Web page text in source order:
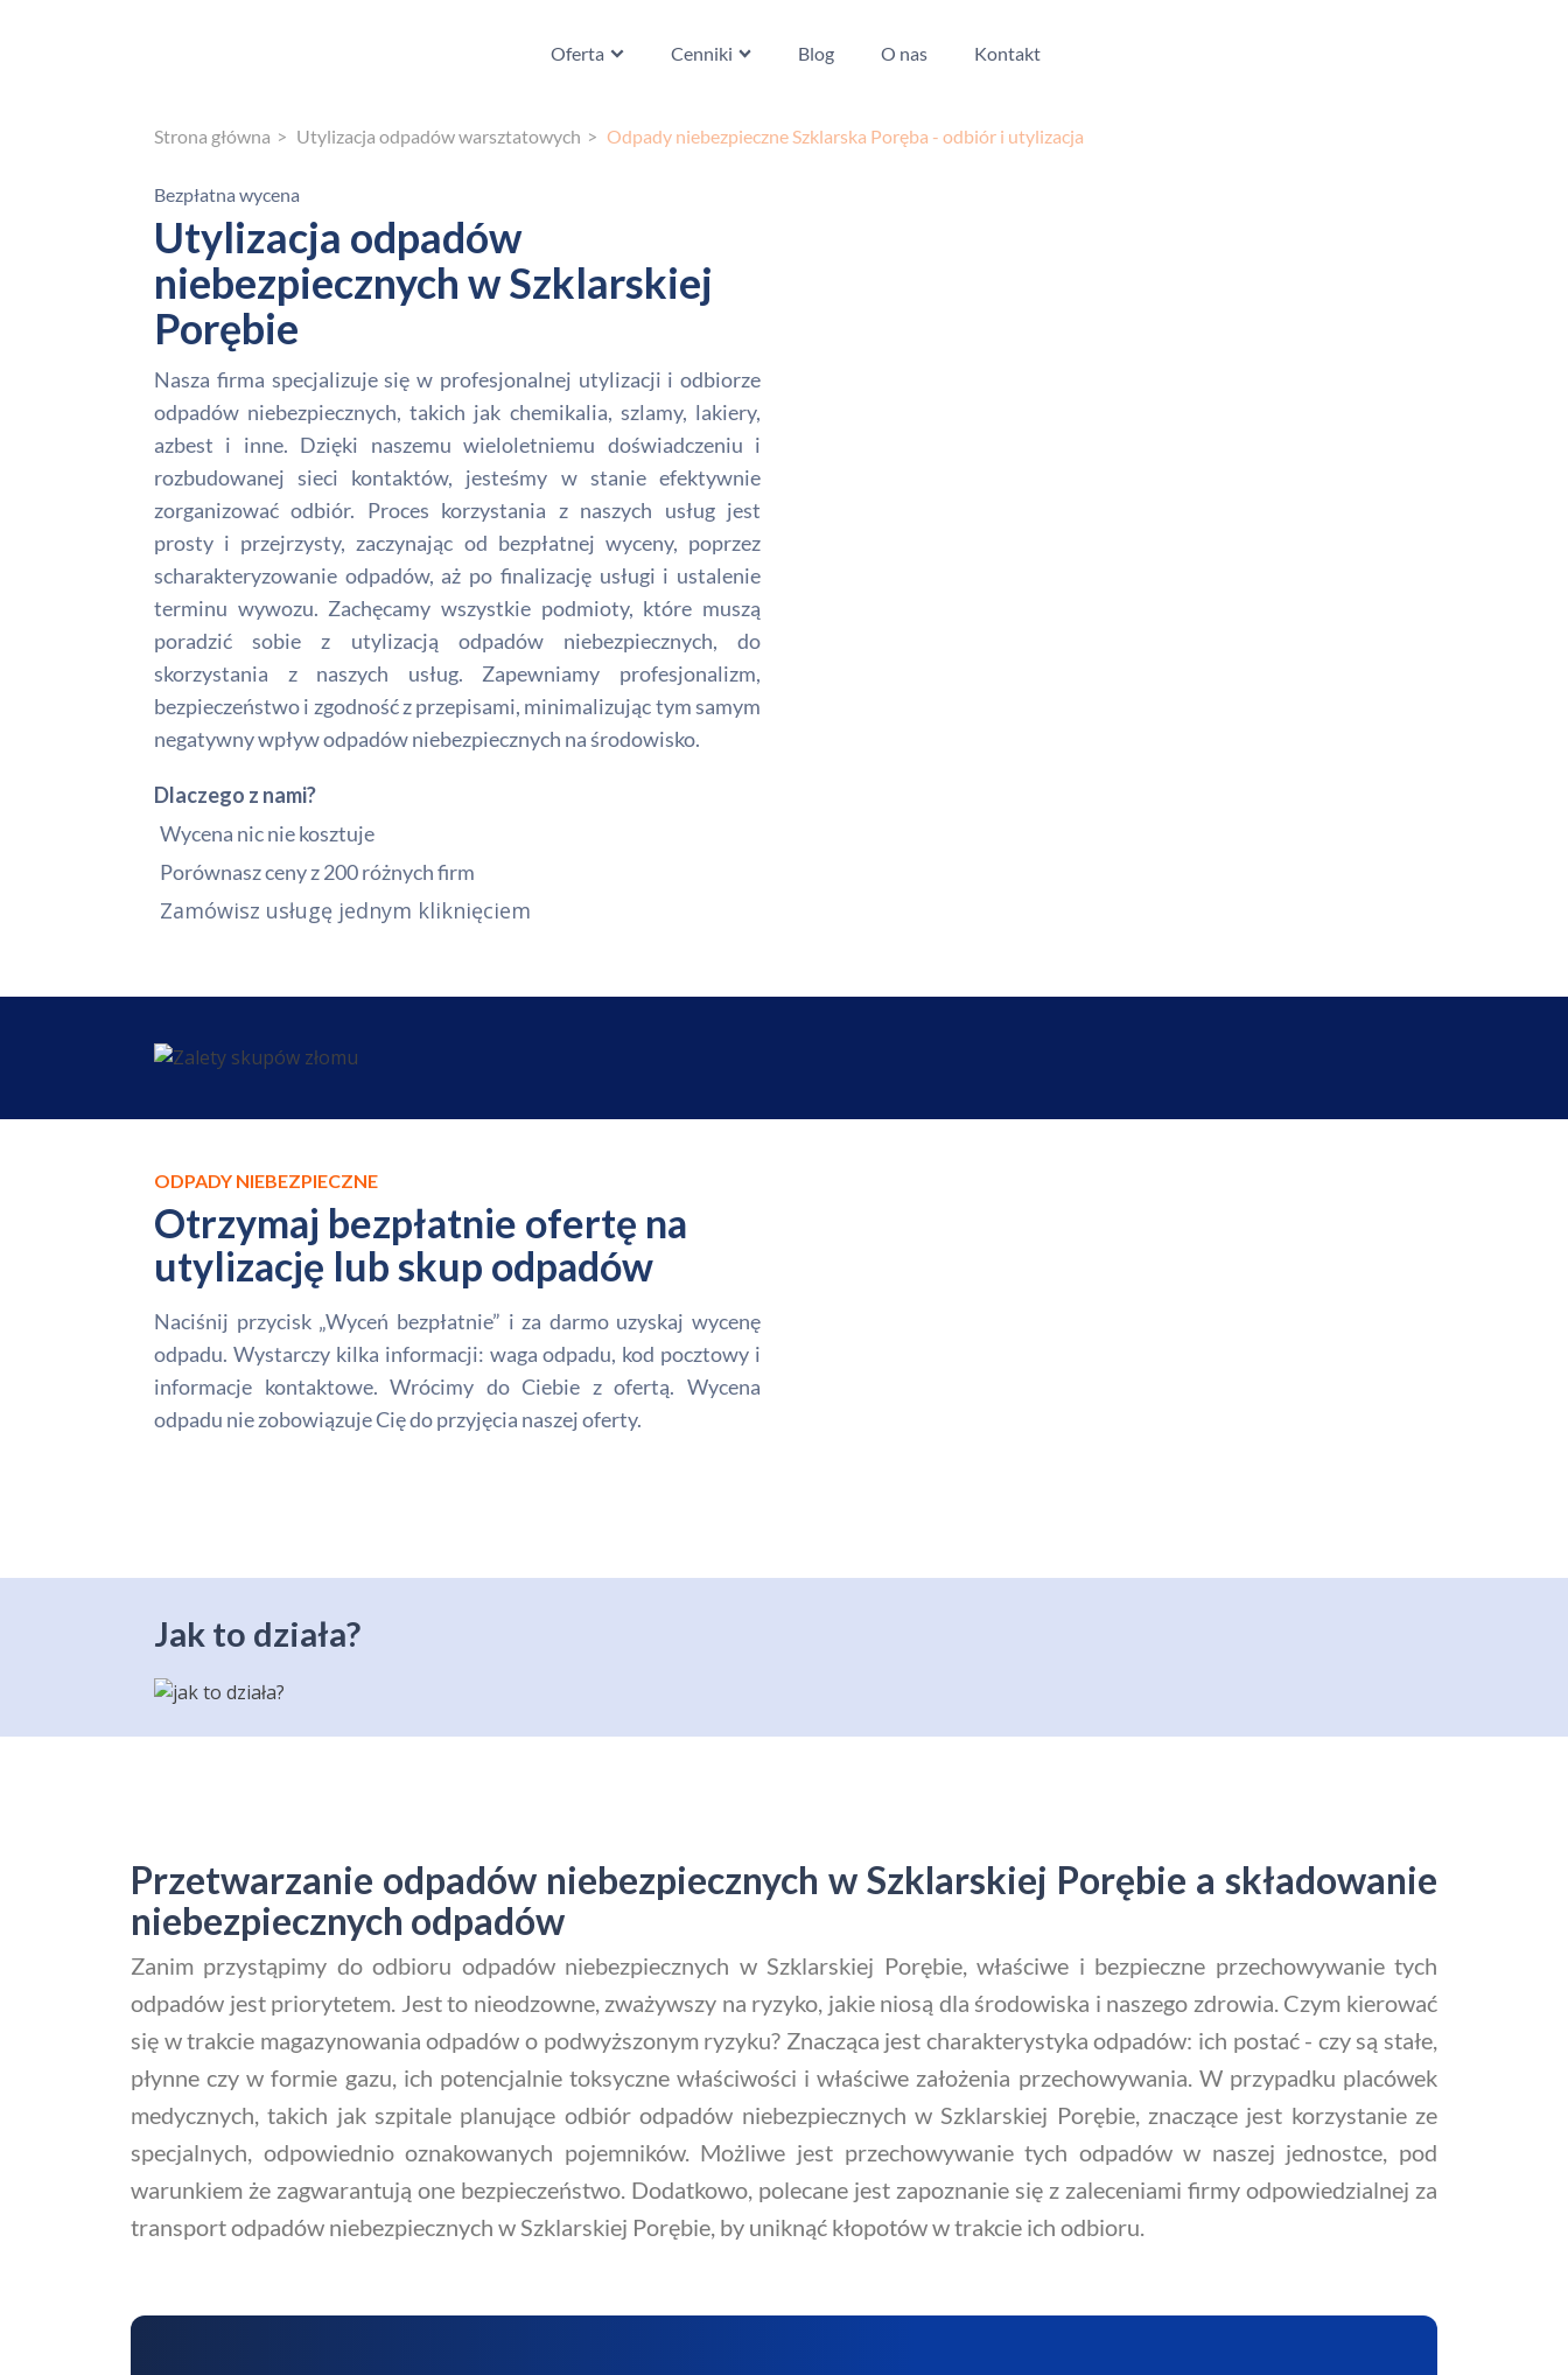
Oferta Cenniki Blog O nas Kontakt
Strona główna Utylizacja odpadów warsztatowych Odpady niebezpieczne Szklarska Poręba - odbiór i utylizacja
Bezpłatna wycena
Utylizacja odpadów
niebezpiecznych w Szklarskiej
Porębie
Nasza firma specjalizuje się w profesjonalnej utylizacji i odbiorze
odpadów niebezpiecznych, takich jak chemikalia, szlamy, lakiery,
azbest i inne. Dzięki naszemu wieloletniemu doświadczeniu i
rozbudowanej sieci kontaktów, jesteśmy w stanie efektywnie
zorganizować odbiór. Proces korzystania z naszych usług jest
prosty i przejrzysty, zaczynając od bezpłatnej wyceny, poprzez
scharakteryzowanie odpadów, aż po finalizację usługi i ustalenie
terminu wywozu. Zachęcamy wszystkie podmioty, które muszą
poradzić sobie z utylizacją odpadów niebezpiecznych, do
skorzystania z naszych usług. Zapewniamy profesjonalizm,
bezpieczeństwo i zgodność z przepisami, minimalizując tym samym
negatywny wpływ odpadów niebezpiecznych na środowisko.
Dlaczego z nami?
Wycena nic nie kosztuje
Porównasz ceny z 200 różnych firm
Zamówisz usługę jednym kliknięciem
ODPADY NIEBEZPIECZNE
Otrzymaj bezpłatnie ofertę na
utylizację lub skup odpadów
Naciśnij przycisk „Wyceń bezpłatnie” i za darmo uzyskaj wycenę
odpadu. Wystarczy kilka informacji: waga odpadu, kod pocztowy i
informacje kontaktowe. Wrócimy do Ciebie z ofertą. Wycena
odpadu nie zobowiązuje Cię do przyjęcia naszej oferty.
Jak to działa?
Przetwarzanie odpadów niebezpiecznych w Szklarskiej Porębie a składowanie
niebezpiecznych odpadów
Zanim przystąpimy do odbioru odpadów niebezpiecznych w Szklarskiej Porębie, właściwe i bezpieczne przechowywanie tych
odpadów jest priorytetem. Jest to nieodzowne, zważywszy na ryzyko, jakie niosą dla środowiska i naszego zdrowia. Czym kierować
się w trakcie magazynowania odpadów o podwyższonym ryzyku? Znacząca jest charakterystyka odpadów: ich postać - czy są stałe,
płynne czy w formie gazu, ich potencjalnie toksyczne właściwości i właściwe założenia przechowywania. W przypadku placówek
medycznych, takich jak szpitale planujące odbiór odpadów niebezpiecznych w Szklarskiej Porębie, znaczące jest korzystanie ze
specjalnych, odpowiednio oznakowanych pojemników. Możliwe jest przechowywanie tych odpadów w naszej jednostce, pod
warunkiem że zagwarantują one bezpieczeństwo. Dodatkowo, polecane jest zapoznanie się z zaleceniami firmy odpowiedzialnej za
transport odpadów niebezpiecznych w Szklarskiej Porębie, by uniknąć kłopotów w trakcie ich odbioru.